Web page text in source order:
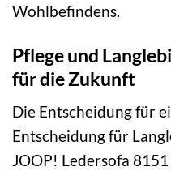
Wohlbefindens.
Pflege und
für die Zukunft
Die Entscheidung für
Entscheidung für
JOOP! Ledersofa